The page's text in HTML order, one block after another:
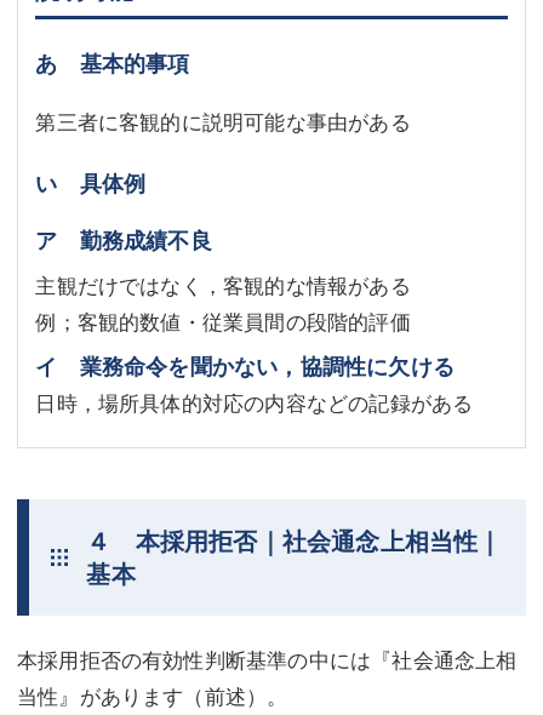
あ 基本的事項
第三者に客観的に説明可能な事由がある
い 具体例
ア 勤務成績不良
主観だけではなく，客観的な情報がある
例；客観的数値・従業員間の段階的評価
イ 業務命令を聞かない，協調性に欠ける
日時，場所具体的対応の内容などの記録がある
４ 本採用拒否｜社会通念上相当性｜
基本
本採用拒否の有効性判断基準の中には『社会通念上相
当性』があります（前述）。